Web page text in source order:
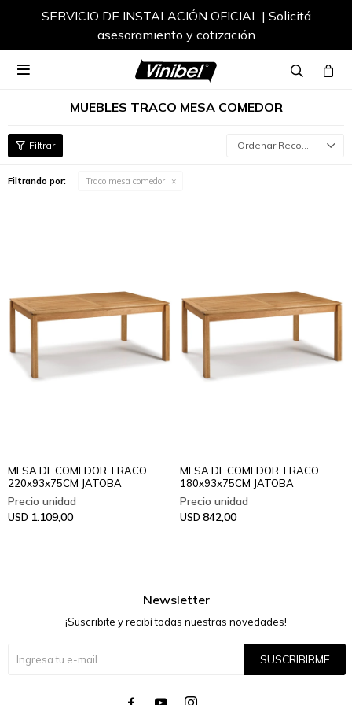
SERVICIO DE INSTALACIÓN OFICIAL | Solicitá
asesoramiento y cotización

MUEBLES TRACO MESA COMEDOR
Recomendados
Filtrando por: Traco mesa comedor
MESA DE COMEDOR TRACO
220x93x75CM JATOBA
USD 1.109,00
MESA DE COMEDOR TRACO
180x93x75CM JATOBA
USD 842,00
Newsletter
¡Suscribite y recibí todas nuestras novedades!
SUSCRIBIRME
  